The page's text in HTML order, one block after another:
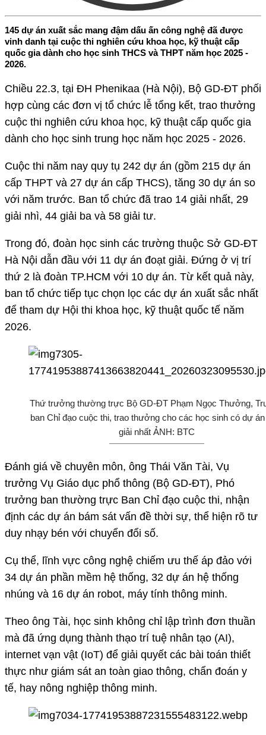
145 dự án xuất sắc mang đậm dấu ấn công nghệ đã được
vinh danh tại cuộc thi nghiên cứu khoa học, kỹ thuật cấp
quốc gia dành cho học sinh THCS và THPT năm học 2025 -
2026.
Chiều 22.3, tại ĐH Phenikaa (Hà Nội), Bộ GD-ĐT phối
hợp cùng các đơn vị tổ chức lễ tổng kết, trao thưởng
cuộc thi nghiên cứu khoa học, kỹ thuật cấp quốc gia
dành cho học sinh trung học năm học 2025 - 2026.
Cuộc thi năm nay quy tụ 242 dự án (gồm 215 dự án
cấp THPT và 27 dự án cấp THCS), tăng 30 dự án so
với năm trước. Ban tổ chức đã trao 14 giải nhất, 29
giải nhì, 44 giải ba và 58 giải tư.
Trong đó, đoàn học sinh các trường thuộc Sở GD-ĐT
Hà Nội dẫn đầu với 11 dự án đoạt giải. Đứng ở vị trí
thứ 2 là đoàn TP.HCM với 10 dự án. Từ kết quả này,
ban tổ chức tiếp tục chọn lọc các dự án xuất sắc nhất
để tham dự Hội thi khoa học, kỹ thuật quốc tế năm
2026.
Thứ trưởng thường trực Bộ GD-ĐT Phạm Ngọc Thưởng,
ban Chỉ đạo cuộc thi, trao thưởng cho các học sinh có dự án
giải nhất ẢNH: BTC
Đánh giá về chuyên môn, ông Thái Văn Tài, Vụ
trưởng Vụ Giáo dục phổ thông (Bộ GD-ĐT), Phó
trưởng ban thường trực Ban Chỉ đạo cuộc thi, nhận
định các dự án bám sát vấn đề thời sự, thể hiện rõ tư
duy nhạy bén với chuyển đổi số.
Cụ thể, lĩnh vực công nghệ chiếm ưu thế áp đảo với
34 dự án phần mềm hệ thống, 32 dự án hệ thống
nhúng và 16 dự án robot, máy tính thông minh.
Theo ông Tài, học sinh không chỉ lập trình đơn thuần
mà đã ứng dụng thành thạo trí tuệ nhân tạo (AI),
internet vạn vật (IoT) để giải quyết các bài toán thiết
thực như giám sát an toàn giao thông, chẩn đoán y
tế, hay nông nghiệp thông minh.